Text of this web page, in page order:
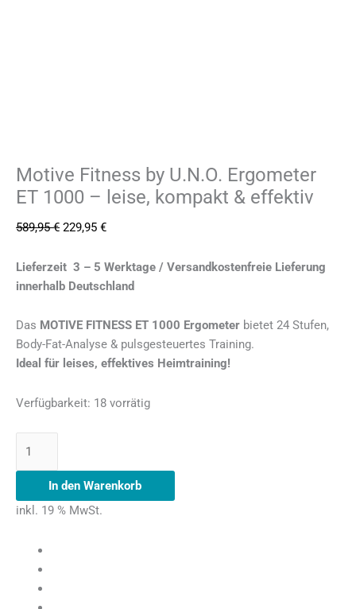
Motive Fitness by U.N.O. Ergometer
ET 1000 – leise, kompakt & effektiv
589,95€ 229,95 €
Lieferzeit 3 – 5 Werktage / Versandkostenfreie Lieferung
innerhalb Deutschland
Das MOTIVE FITNESS ET 1000 Ergometer bietet 24 Stufen,
Body-Fat-Analyse & pulsgesteuertes Training.
Ideal für leises, effektives Heimtraining!
Verfügbarkeit: 18 vorrätig
In den Warenkorb
inkl. 19 % MwSt.